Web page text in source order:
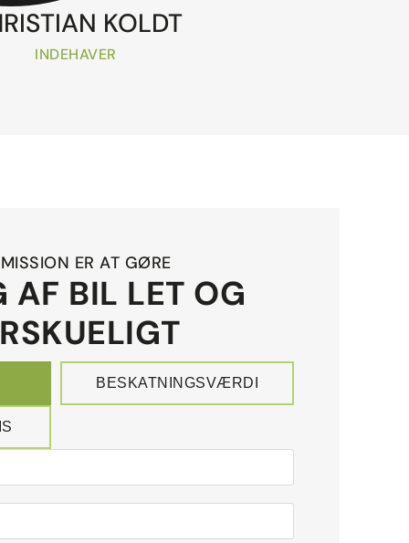
KOLDT
INDEHAVER
ER AT GØRE
AF BIL LET OG
BESKATNINGSVÆRDI